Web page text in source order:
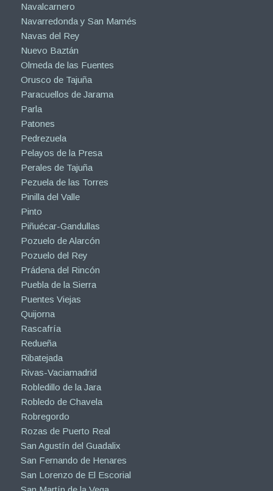
Navalcarnero
Navarredonda y San Mamés
Navas del Rey
Nuevo Baztán
Olmeda de las Fuentes
Orusco de Tajuña
Paracuellos de Jarama
Parla
Patones
Pedrezuela
Pelayos de la Presa
Perales de Tajuña
Pezuela de las Torres
Pinilla del Valle
Pinto
Piñuécar-Gandullas
Pozuelo de Alarcón
Pozuelo del Rey
Prádena del Rincón
Puebla de la Sierra
Puentes Viejas
Quijorna
Rascafría
Redueña
Ribatejada
Rivas-Vaciamadrid
Robledillo de la Jara
Robledo de Chavela
Robregordo
Rozas de Puerto Real
San Agustín del Guadalix
San Fernando de Henares
San Lorenzo de El Escorial